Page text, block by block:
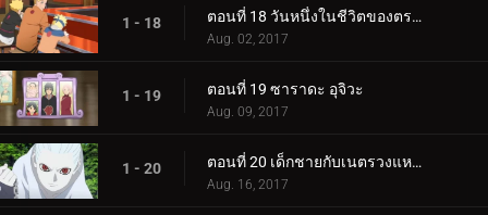
1 - 18 ตอนที่ 18 วันหนึ่งในชีวิตของตระกูลอุซึมากิ
Aug. 02, 2017
1 - 19 ตอนที่ 19 ซาราดะ อุจิวะ
Aug. 09, 2017
1 - 20 ตอนที่ 20 เด็กชายกับเนตรวงแหวน
Aug. 16, 2017